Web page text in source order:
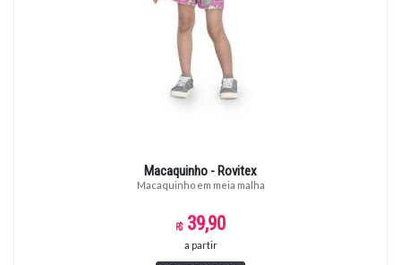
Macaquinho - Rovitex
Macaquinho em meia malha
39,90
a partir